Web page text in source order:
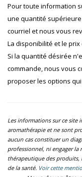
Pour toute information
une quantité
courriel et nous vous
La disponibilité et le
Si la quantité désirée
commande, nous vous
proposer les options
Les informations sur ce site
aromathérapie et ne sont
aucun cas constituer un
professionnel, ni engager la
thérapeutique des produits,
de la santé. Voir cette